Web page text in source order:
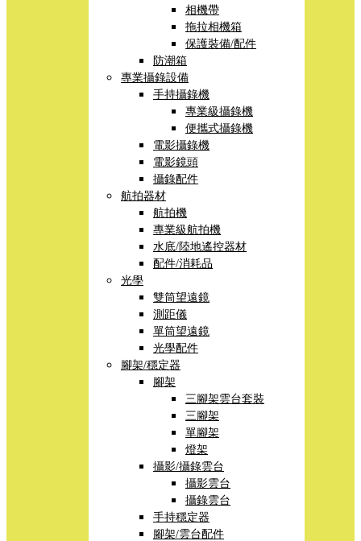
相機帶
拖拉相機箱
保護裝備/配件
防潮箱
專業攝錄設備
手持攝錄機
專業級攝錄機
便攜式攝錄機
電影攝錄機
電影鏡頭
攝錄配件
航拍器材
航拍機
專業級航拍機
水底/陸地遙控器材
配件/消耗品
光學
雙筒望遠鏡
測距儀
單筒望遠鏡
光學配件
腳架/穩定器
腳架
三腳架雲台套裝
三腳架
單腳架
燈架
攝影/攝錄雲台
攝影雲台
攝錄雲台
手持穩定器
腳架/雲台配件